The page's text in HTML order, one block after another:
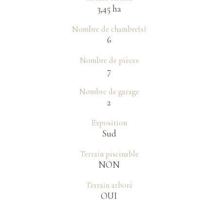
3,45 ha
Nombre de chambre(s)
6
Nombre de pièces
7
Nombre de garage
2
Exposition
Sud
Terrain piscinable
NON
Terrain arboré
OUI